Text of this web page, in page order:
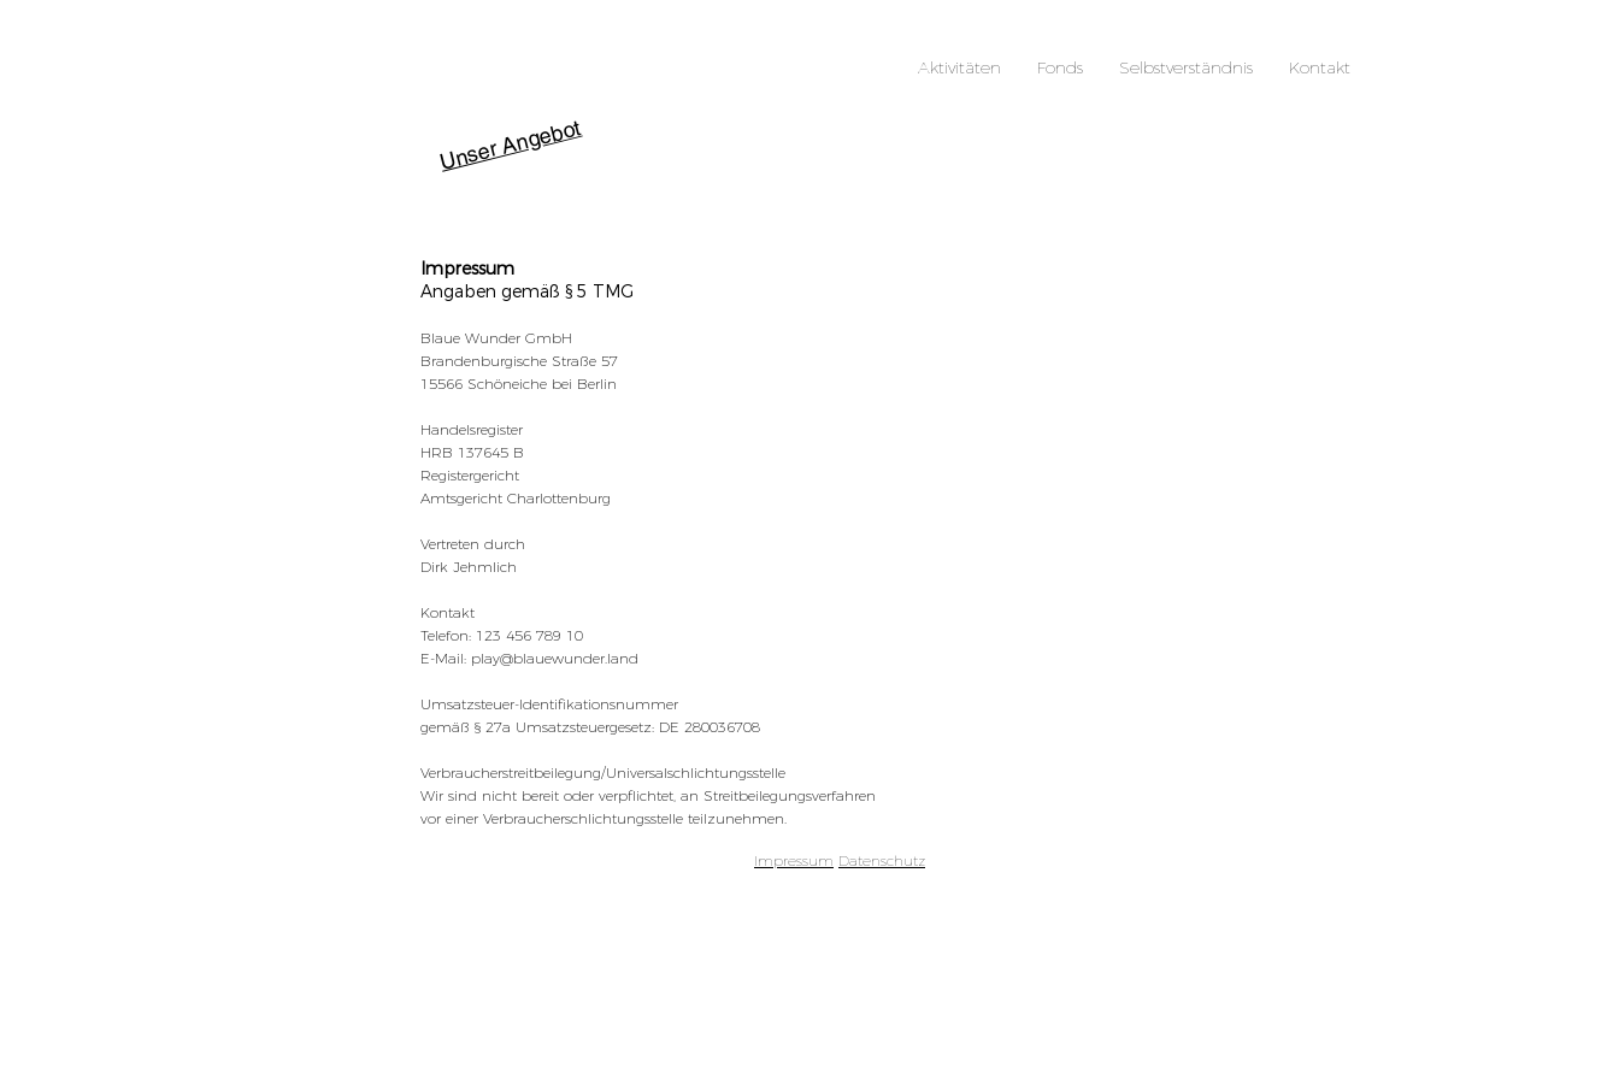
Aktivitäten Fonds Selbstverständnis Kontakt
Unser Angebot
Impressum
Angaben gemäß § 5 TMG
Blaue Wunder GmbH
Brandenburgische Straße 57
15566 Schöneiche bei Berlin
Handelsregister
HRB 137645 B
Registergericht
Amtsgericht Charlottenburg
Vertreten durch
Dirk Jehmlich
Kontakt
Telefon: 123 456 789 10
E-Mail: play@blauewunder.land
Umsatzsteuer-Identifikationsnummer
gemäß § 27a Umsatzsteuergesetz: DE 280036708
Verbraucherstreitbeilegung/Universalschlichtungsstelle
Wir sind nicht bereit oder verpflichtet, an Streitbeilegungsverfahren
vor einer Verbraucherschlichtungsstelle teilzunehmen.
Impressum Datenschutz